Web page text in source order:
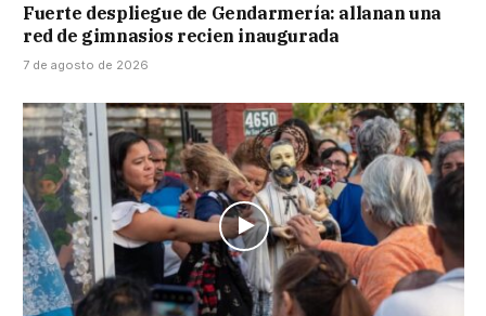
Fuerte despliegue de Gendarmería: allanan una
red de gimnasios recien inaugurada
7 de agosto de 2026